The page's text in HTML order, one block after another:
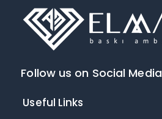
Follow us on Social Media
Useful Links